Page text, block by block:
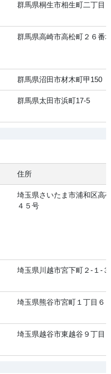
群馬県桐生市相生町二丁目
群馬県高崎市高松町２６番
群馬県沼田市材木町甲150
群馬県太田市浜町17-5
住所
埼玉県さいたま市浦和区高
４５号
埼玉県川越市宮下町２-１-３
埼玉県熊谷市宮町１丁目６
埼玉県越谷市東越谷９丁目